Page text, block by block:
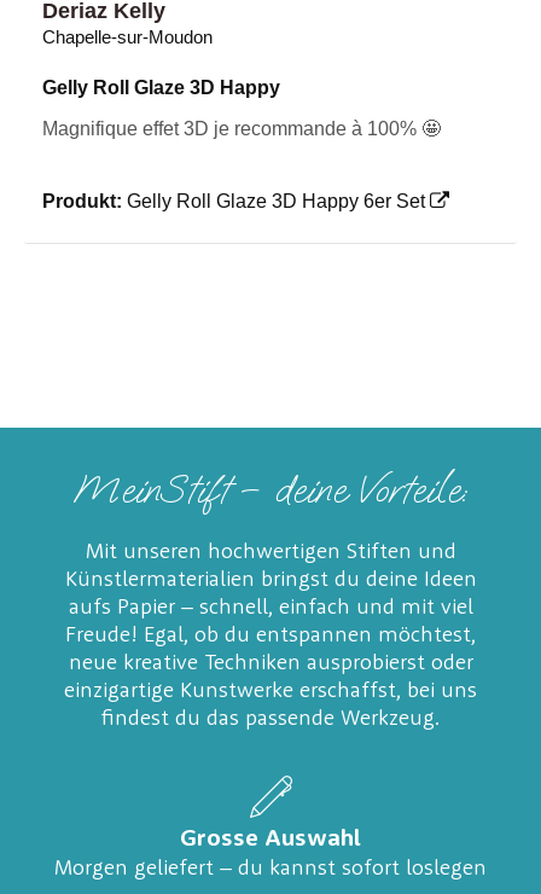
Deriaz Kelly
Chapelle-sur-Moudon
Gelly Roll Glaze 3D Happy
Magnifique effet 3D je recommande à 100% 🤩
Produkt: Gelly Roll Glaze 3D Happy 6er Set
MeinStift – deine Vorteile:
Mit unseren hochwertigen Stiften und
Künstlermaterialien bringst du deine Ideen
aufs Papier – schnell, einfach und mit viel
Freude! Egal, ob du entspannen möchtest,
neue kreative Techniken ausprobierst oder
einzigartige Kunstwerke erschaffst, bei uns
findest du das passende Werkzeug.
Grosse Auswahl
Morgen geliefert – du kannst sofort loslegen